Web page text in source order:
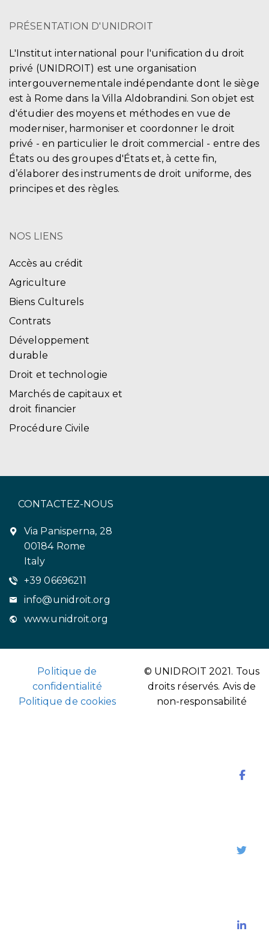
PRÉSENTATION D'UNIDROIT
L'Institut international pour l'unification du droit
privé (UNIDROIT) est une organisation
intergouvernementale indépendante dont le siège
est à Rome dans la Villa Aldobrandini. Son objet est
d'étudier des moyens et méthodes en vue de
moderniser, harmoniser et coordonner le droit
privé - en particulier le droit commercial - entre des
États ou des groupes d'États et, à cette fin,
d’élaborer des instruments de droit uniforme, des
principes et des règles.
NOS LIENS
Accès au crédit
Agriculture
Biens Culturels
Contrats
Développement
durable
Droit et technologie
Marchés de capitaux et
droit financier
Procédure Civile
CONTACTEZ-NOUS
Via Panisperna, 28
00184 Rome
Italy
+39 06696211
info@unidroit.org
www.unidroit.org
Politique de
confidentialité
Politique de cookies
© UNIDROIT 2021. Tous
droits réservés. Avis de
non-responsabilité